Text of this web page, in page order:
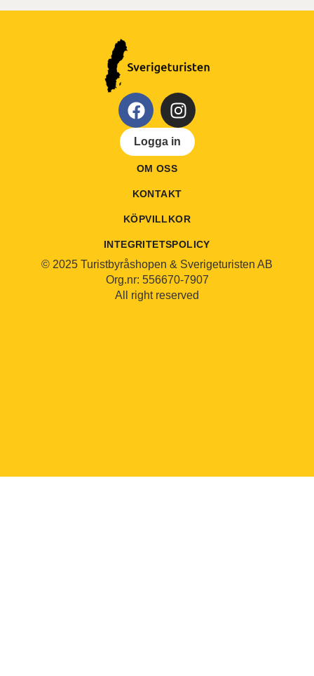
Logga in
OM OSS
KONTAKT
KÖPVILLKOR
INTEGRITETSPOLICY
© 2025 Turistbyråshopen & Sverigeturisten AB
Org.nr: 556670-7907
All right reserved